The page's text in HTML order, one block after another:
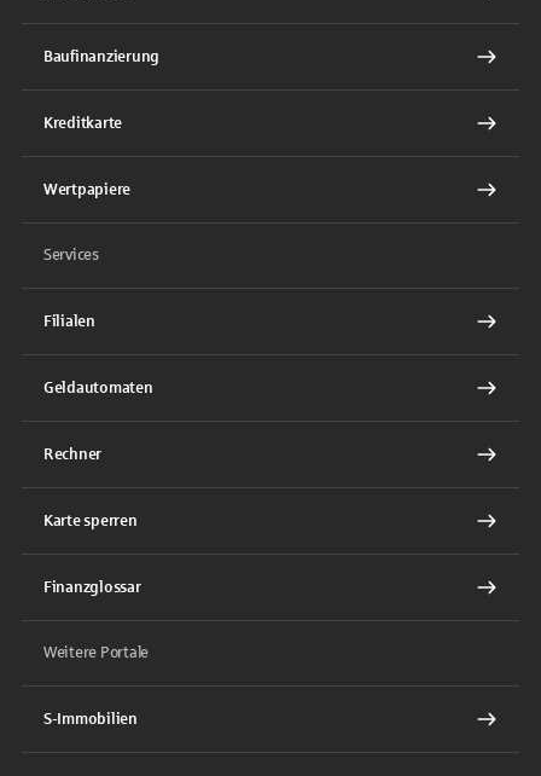
Baufinanzierung
Kreditkarte
Wertpapiere
Services
Filialen
Geldautomaten
Rechner
Karte sperren
Finanzglossar
Weitere Portale
S-Immobilien